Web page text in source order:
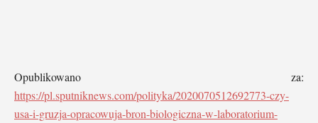
Opublikowano za:
https://pl.sputniknews.com/polityka/2020070512692773-czy-
usa-i-gruzja-opracowuja-bron-biologiczna-w-laboratorium-